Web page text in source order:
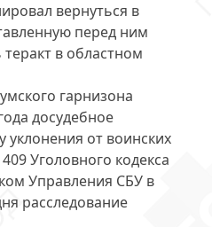
вернуться в
перед ним
в областном
гарнизона
досудебное
уклонения от воинских
409 Уголовного кодекса
Управления СБУ в
расследование